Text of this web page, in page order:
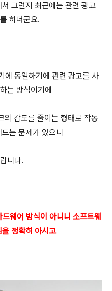
그런지 최근에는 관련 광고
하더군요.
동일하기에 관련 광고를 사
는 방식이기에
의 감도를 줄이는 형태로 작동
는 문제가 있으니
니다.
웨어 방식이 아니니 소프트웨
정확히 아시고